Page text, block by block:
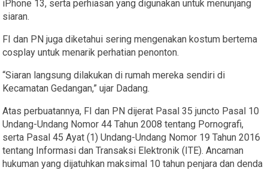
iPhone 13, serta perhiasan yang digunakan untuk menunjang
siaran.
FI dan PN juga diketahui sering mengenakan kostum bertema
cosplay untuk menarik perhatian penonton.
“Siaran langsung dilakukan di rumah mereka sendiri di
Kecamatan Gedangan,” ujar Dadang.
Atas perbuatannya, FI dan PN dijerat Pasal 35 juncto Pasal 10
Undang-Undang Nomor 44 Tahun 2008 tentang Pornografi,
serta Pasal 45 Ayat (1) Undang-Undang Nomor 19 Tahun 2016
tentang Informasi dan Transaksi Elektronik (ITE). Ancaman
hukuman yang dijatuhkan maksimal 10 tahun penjara dan denda